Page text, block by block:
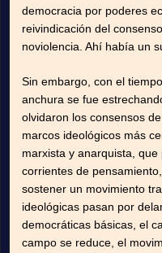
democracia por poderes
reivindicación del
noviolencia. Ahí había un
Sin embargo, con el
anchura se fue
olvidaron los consensos
marcos ideológicos más
marxista y anarquista,
corrientes de
sostener un movimiento
ideológicas pasan por
democráticas básicas, el
campo se reduce, el